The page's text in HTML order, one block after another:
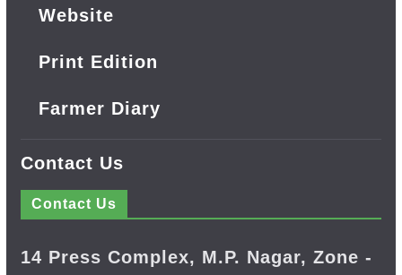
Website
Print Edition
Farmer Diary
Contact Us
Contact Us
14 Press Complex, M.P. Nagar, Zone -